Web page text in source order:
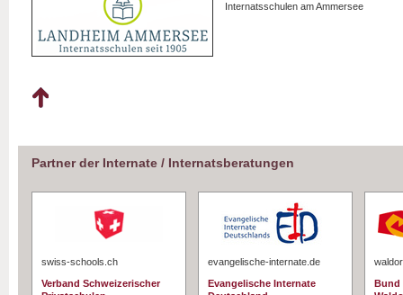
Internatsschulen am Ammersee
Partner der Internate / Internatsberatungen
swiss-schools.ch
Verband Schweizerischer
evangelische-internate.de
Evangelische Internate
Bund